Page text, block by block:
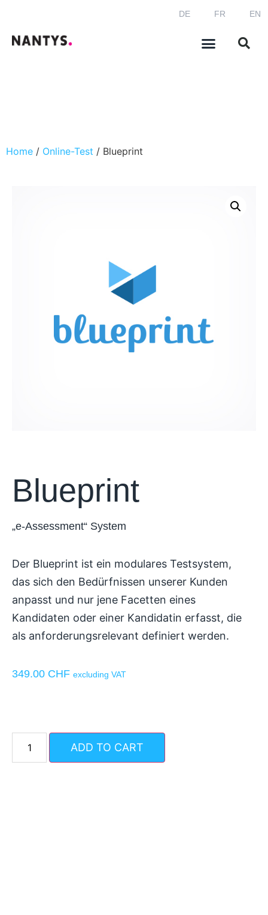
DE FR EN
Home / Online-Test / Blueprint
Blueprint
„e-Assessment“ System
Der Blueprint ist ein modulares Testsystem,
das sich den Bedürfnissen unserer Kunden
anpasst und nur jene Facetten eines
Kandidaten oder einer Kandidatin erfasst, die
als anforderungsrelevant definiert werden.
349.00 CHF excluding VAT
ADD TO CART